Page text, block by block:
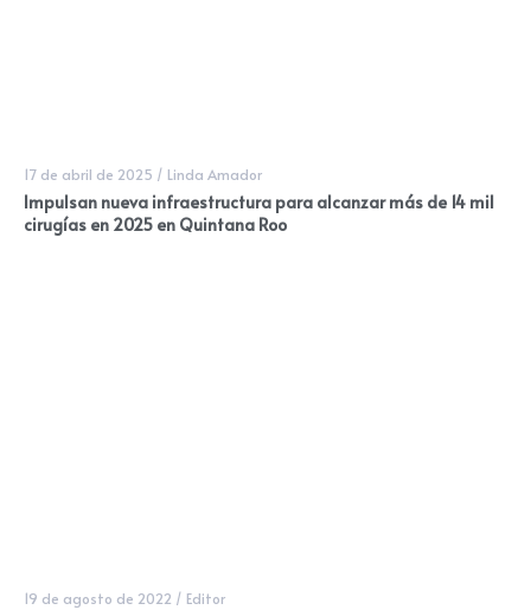
17 de abril de 2025 / Linda Amador
Impulsan nueva infraestructura para alcanzar más de 14 mil
cirugías en 2025 en Quintana Roo
19 de agosto de 2022 / Editor